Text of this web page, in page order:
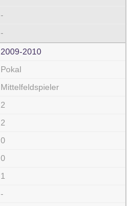
-
-
2009‑2010
Pokal
Mittelfeldspieler
2
2
0
0
1
-